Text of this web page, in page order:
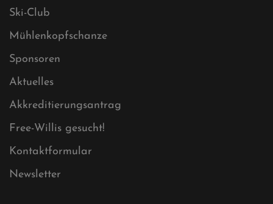
Ski-Club
Mühlenkopfschanze
Sponsoren
Aktuelles
Akkreditierungsantrag
Free-Willis gesucht!
Kontaktformular
Newsletter